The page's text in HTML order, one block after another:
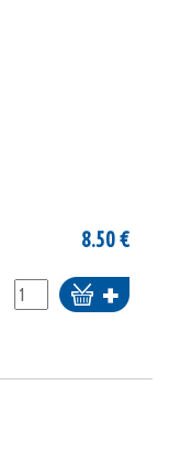
8.50€
Ajouter
au